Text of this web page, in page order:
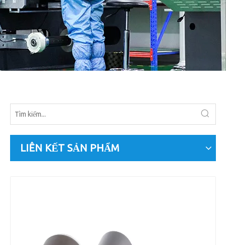
LIÊN KẾT SẢN PHẨM